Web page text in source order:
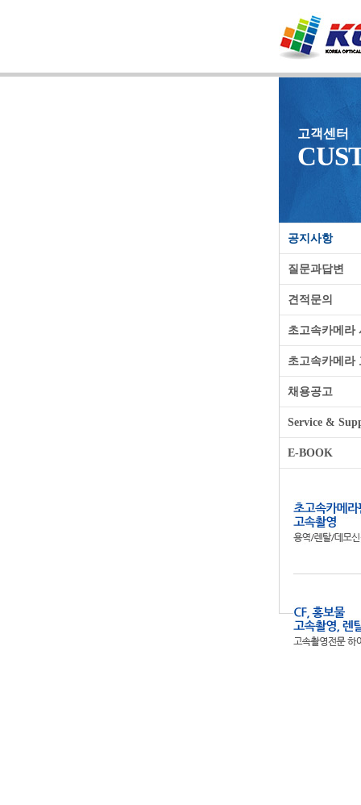
고객센터
공지사항
질문과답변
견적문의
초고속카메라
초고속카메라
채용공고
Service &
E-BOOK